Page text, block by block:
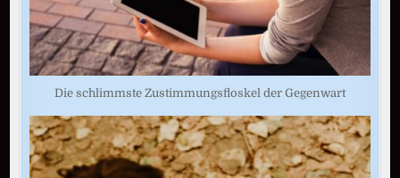
Die schlimmste Zustimmungsfloskel der Gegenwart